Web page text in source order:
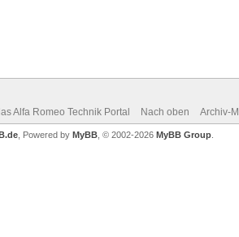
Alfa Romeo Technik Portal Nach oben Archiv-
, Powered by MyBB , © 2002-2026 MyBB Group